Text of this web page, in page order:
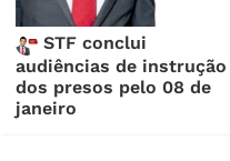
STF conclui
audiências de instrução
dos presos pelo 08 de
janeiro